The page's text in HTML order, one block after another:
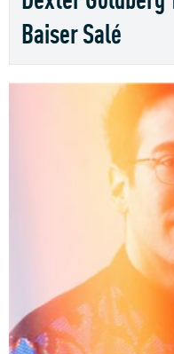
Baiser Salé